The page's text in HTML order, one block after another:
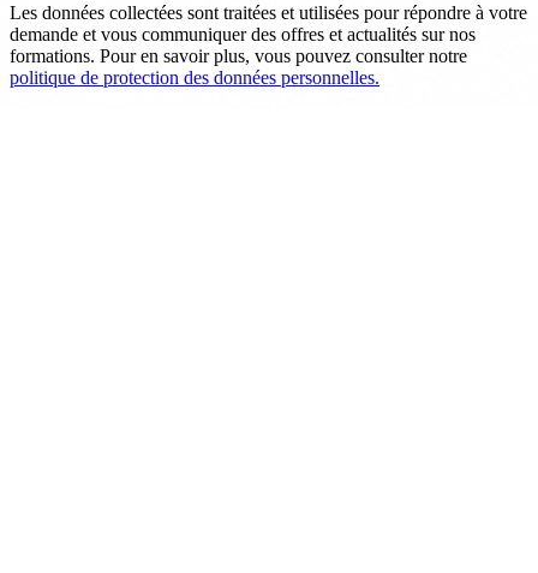
Les données collectées sont traitées et utilisées pour répondre à votre
demande et vous communiquer des offres et actualités sur nos
formations. Pour en savoir plus, vous pouvez consulter notre
politique de protection des données personnelles.